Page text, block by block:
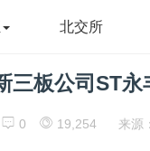
北交所
三板公司ST
0 19,254 来源